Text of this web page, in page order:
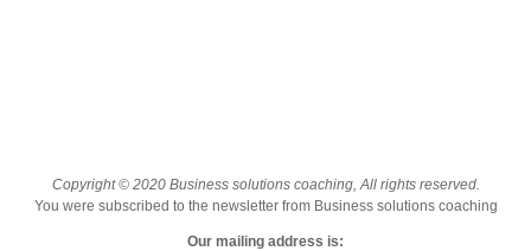
Copyright © 2020 Business solutions coaching, All rights reserved.
You were subscribed to the newsletter from Business solutions coaching
Our mailing address is: